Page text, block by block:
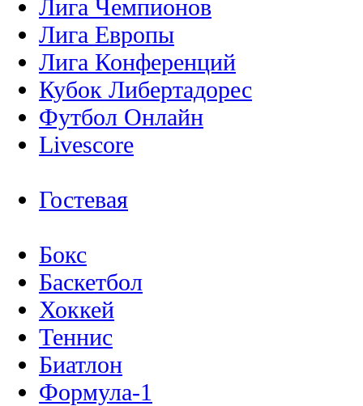
Лига Чемпионов
Лига Европы
Лига Конференций
Кубок Либертадорес
Футбол Онлайн
Livescore
Гостевая
Бокс
Баскетбол
Хоккей
Теннис
Биатлон
Формула-1